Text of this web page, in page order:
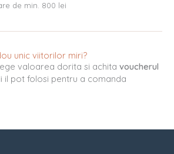
de min. 800 lei
unic viitorilor miri?
valoarea dorita si achita voucherul
il pot folosi pentru a comanda